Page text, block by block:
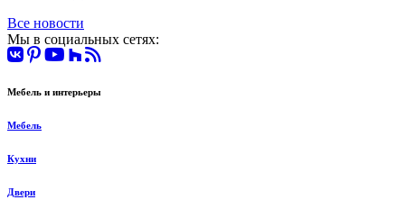
Все новости
Мы в социальных сетях:
Мебель и интерьеры
Мебель
Кухни
Двери